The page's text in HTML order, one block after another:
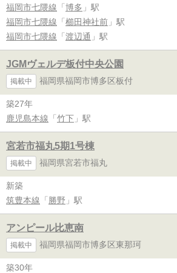
福岡市七隈線 「 博多 」駅
福岡市七隈線 「 櫛田神社前 」駅
福岡市七隈線 「 渡辺通 」駅
JGMヴェルデ板付中央公園
掲載中 福岡県福岡市博多区板付
築27年
鹿児島本線 「 竹下 」駅
宮若市福丸5期1号棟
掲載中 福岡県宮若市福丸
新築
筑豊本線 「 勝野 」駅
アンピール比恵南
掲載中 福岡県福岡市博多区東那珂
築30年